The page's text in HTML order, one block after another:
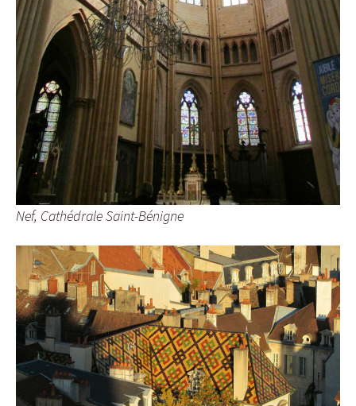
Nef, Cathédrale Saint-Bénigne